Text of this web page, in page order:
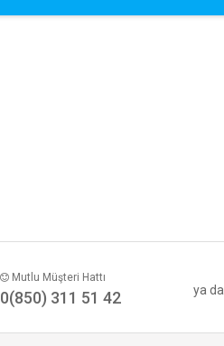
Mutlu Müşteri Hattı
0(850) 311 51 42 ya da